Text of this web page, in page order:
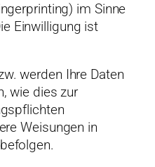
im Sinne
Einwilligung ist
werden Ihre Daten
wie dies zur
Weisungen in